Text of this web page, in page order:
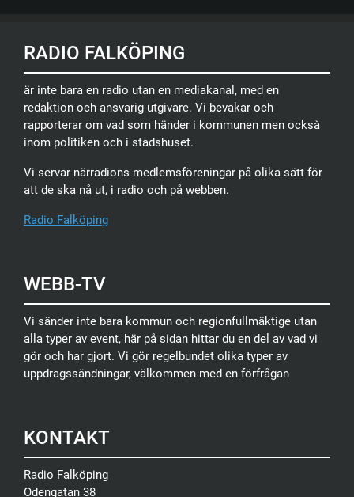
RADIO FALKÖPING
är inte bara en radio utan en mediakanal, med en
redaktion och ansvarig utgivare. Vi bevakar och
rapporterar om vad som händer i kommunen men också
inom politiken och i stadshuset.
Vi servar närradions medlemsföreningar på olika sätt för
att de ska nå ut, i radio och på webben.
Radio Falköping
WEBB-TV
Vi sänder inte bara kommun och regionfullmäktige utan
alla typer av event, här på sidan hittar du en del av vad vi
gör och har gjort. Vi gör regelbundet olika typer av
uppdragssändningar, välkommen med en förfrågan
KONTAKT
Radio Falköping
Odengatan 38